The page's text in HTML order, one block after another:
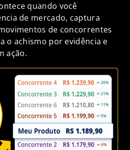
quando você
de mercado, captura
de concorrentes
o achismo por evidência e
ação.